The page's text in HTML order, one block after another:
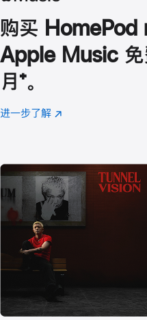
购买 HomePod
Apple Music 免
月 脚
注
⁺。
进一步了解 Apple
(在
口
中
打
开)